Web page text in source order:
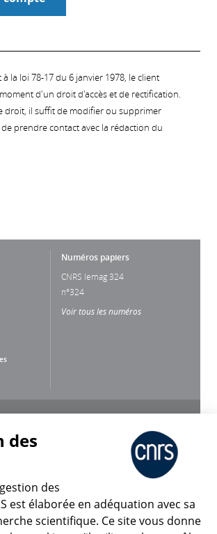
la loi 78-17 du 6 janvier 1978, le client
d'un droit d'accès et de rectification.
droit, il suffit de modifier ou supprimer
prendre contact avec la rédaction du
Numéros papiers
CNRS lemag 324
n°324
Voir tous les numéros
CNRS Le Mag
des
des
est élaborée en adéquation avec sa
scientifique. Ce site vous donne